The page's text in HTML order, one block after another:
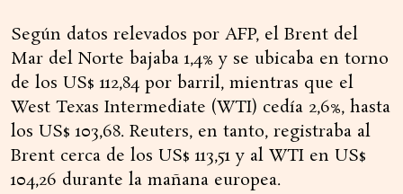
Según datos relevados por AFP, el Brent del
Mar del Norte bajaba 1,4% y se ubicaba en torno
de los US$ 112,84 por barril, mientras que el
West Texas Intermediate (WTI) cedía 2,6%, hasta
los US$ 103,68. Reuters, en tanto, registraba al
Brent cerca de los US$ 113,51 y al WTI en US$
104,26 durante la mañana europea.